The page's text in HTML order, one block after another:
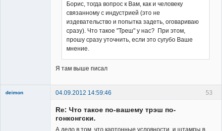
Борис, тогда вопрос к Вам, как и человеку
связанному с индустрией (это не
издевательство и попытка задеть, оговариваю
сразу). Что такое "Треш" у нас? При этом,
прошу сразу уточнить, если это сугубо Ваше
мнение.
Я там выше писал
53
deimon
04.09.2012 14:59:46
Re: Что такое по-вашему трэш по-
гонконгски.
А дело в том, что картонные условности и штампы в